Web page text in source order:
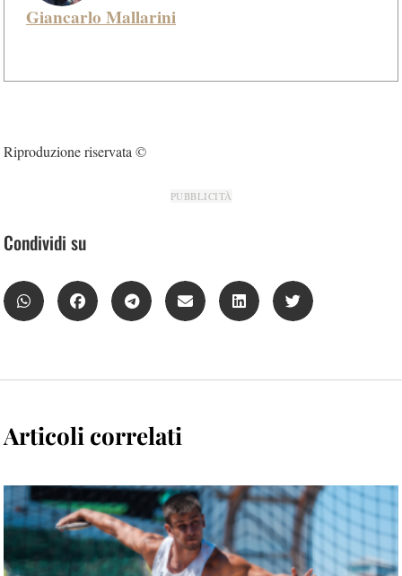
Giancarlo Mallarini
Riproduzione riservata ©
PUBBLICITÀ
Condividi su
Articoli correlati